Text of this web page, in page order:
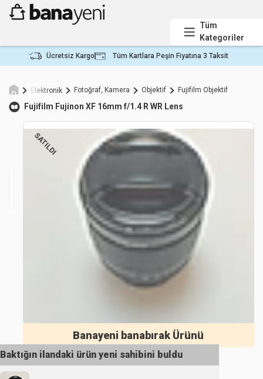
Tüm
Kategoriler
Ücretsiz Kargo Tüm Kartlara Peşin Fiyatına 3 Taksit
Elektronik Fotoğraf, Kamera Objektif Fujifilm Objektif
Fujifilm Fujinon XF 16mm f/1.4 R WR Lens
SATILDI
Banayeni banabırak Ürünü
Baktığın ilandaki ürün yeni sahibini buldu